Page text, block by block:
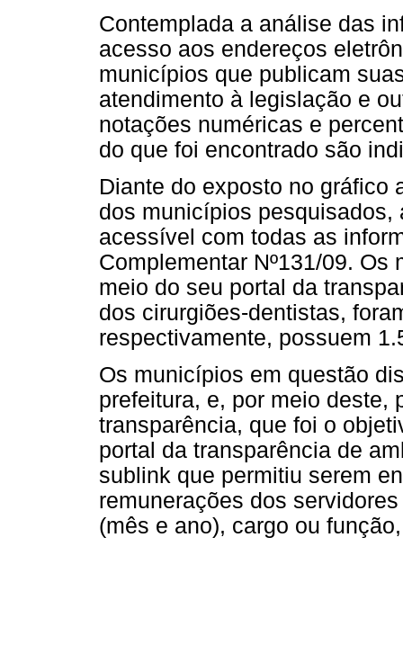
Contemplada a análise das
acesso aos endereços
municípios que publicam
atendimento à legislação e
notações numéricas e
do que foi encontrado são
Diante do exposto no gráfico
dos municípios pesquisados,
acessível com todas as
Complementar Nº131/09.
meio do seu portal da
dos cirurgiões-dentistas,
respectivamente, possuem
Os municípios em questão
prefeitura, e, por meio deste,
transparência, que foi o
portal da transparência de
sublink que permitiu serem
remunerações dos
(mês e ano), cargo ou